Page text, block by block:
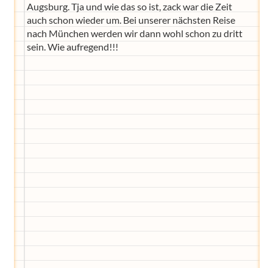
Augsburg. Tja und wie das so ist, zack war die Zeit
auch schon wieder um. Bei unserer nächsten Reise
nach München werden wir dann wohl schon zu dritt
sein. Wie aufregend!!!